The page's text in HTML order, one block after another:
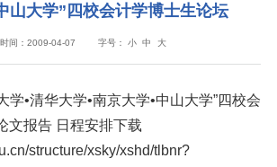
山大学”四校会计学博士生论坛
间：2009-04-07 字号： 小 中 大
学•清华大学•南京大学•中山大学”四校会
文报告 日程安排下载
structure/xsky/xshd/tlbnr?